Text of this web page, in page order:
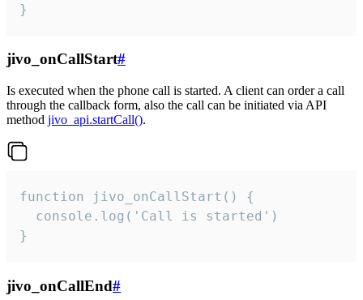
}
jivo_onCallStart#
Is executed when the phone call is started. A client can order a call
through the callback form, also the call can be initiated via API
method jivo_api.startCall().
function jivo_onCallStart() {
  console.log('Call is started')
}
jivo_onCallEnd#